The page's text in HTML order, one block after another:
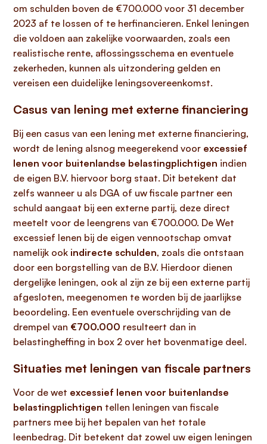
om schulden boven de €700.000 voor 31 december
2023 af te lossen of te herfinancieren. Enkel leningen
die voldoen aan zakelijke voorwaarden, zoals een
realistische rente, aflossingsschema en eventuele
zekerheden, kunnen als uitzondering gelden en
vereisen een duidelijke leningsovereenkomst.
Casus van lening met externe financiering
Bij een casus van een lening met externe financiering,
wordt de lening alsnog meegerekend voor excessief
lenen voor buitenlandse belastingplichtigen indien
de eigen B.V. hiervoor borg staat. Dit betekent dat
zelfs wanneer u als DGA of uw fiscale partner een
schuld aangaat bij een externe partij, deze direct
meetelt voor de leengrens van €700.000. De Wet
excessief lenen bij de eigen vennootschap omvat
namelijk ook indirecte schulden, zoals die ontstaan
door een borgstelling van de B.V. Hierdoor dienen
dergelijke leningen, ook al zijn ze bij een externe partij
afgesloten, meegenomen te worden bij de jaarlijkse
beoordeling. Een eventuele overschrijding van de
drempel van €700.000 resulteert dan in
belastingheffing in box 2 over het bovenmatige deel.
Situaties met leningen van fiscale partners
Voor de wet excessief lenen voor buitenlandse
belastingplichtigen tellen leningen van fiscale
partners mee bij het bepalen van het totale
leenbedrag. Dit betekent dat zowel uw eigen leningen